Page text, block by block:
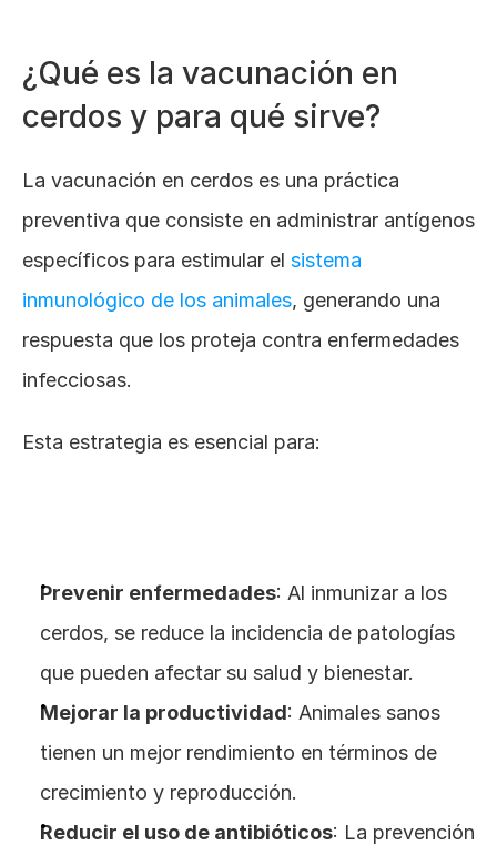
¿Qué es la vacunación en
cerdos y para qué sirve?
La vacunación en cerdos es una práctica
preventiva que consiste en administrar antígenos
específicos para estimular el sistema
inmunológico de los animales, generando una
respuesta que los proteja contra enfermedades
infecciosas.
Esta estrategia es esencial para:
Prevenir enfermedades: Al inmunizar a los
cerdos, se reduce la incidencia de patologías
que pueden afectar su salud y bienestar.
Mejorar la productividad: Animales sanos
tienen un mejor rendimiento en términos de
crecimiento y reproducción.
Reducir el uso de antibióticos: La prevención